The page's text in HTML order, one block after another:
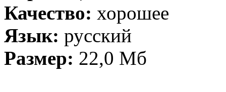
Качество: хорошее
Язык: русский
Размер: 22,0 Мб